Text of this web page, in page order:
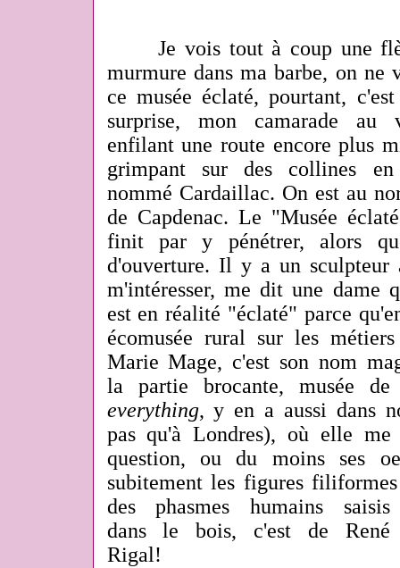
Je vois tout à coup une
murmure dans ma barbe, on
ce musée éclaté, pourtant,
surprise, mon camarade au
enfilant une route encore plus
grimpant sur des collines
nommé Cardaillac. On est au
de Capdenac. Le "Musée
finit par y pénétrer, alors
d'ouverture. Il y a un
m'intéresser, me dit une dame
est en réalité "éclaté" parce
écomusée rural sur les
Marie Mage, c'est son nom
la partie brocante, musée
everything, y en a aussi dans
pas qu'à Londres), où elle
question, ou du moins ses
subitement les figures filiformes
des phasmes humains saisis
dans le bois, c'est de René
Rigal!